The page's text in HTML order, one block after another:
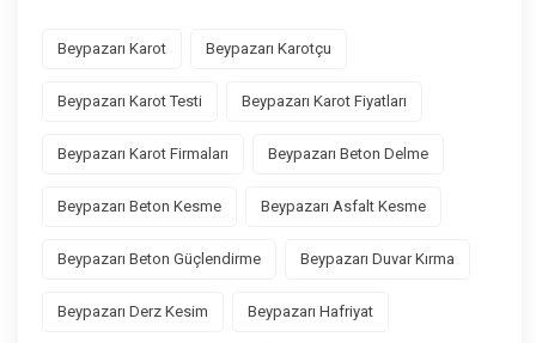
Beypazarı Karot Beypazarı Karotçu
Beypazarı Karot Testi Beypazarı Karot Fiyatları
Beypazarı Karot Firmaları Beypazarı Beton Delme
Beypazarı Beton Kesme Beypazarı Asfalt Kesme
Beypazarı Beton Güçlendirme Beypazarı Duvar Kırma
Beypazarı Derz Kesim Beypazarı Hafriyat